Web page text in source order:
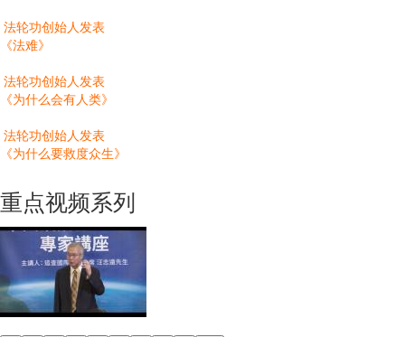
法轮功创始人发表
《法难》
法轮功创始人发表
《为什么会有人类》
法轮功创始人发表
《为什么要救度众生》
重点视频系列